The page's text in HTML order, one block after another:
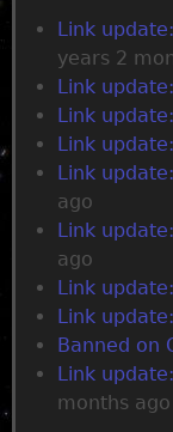
Link
years 2
Link
Link
Link
Link
ago
Link
ago
Link
Link
Banned on
Link
months ago